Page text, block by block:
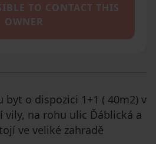
TO CONTACT THIS
OWNER
o dispozici 1+1 ( 40m2) v
vily, na rohu ulic Ďáblická a
ve veliké zahradě